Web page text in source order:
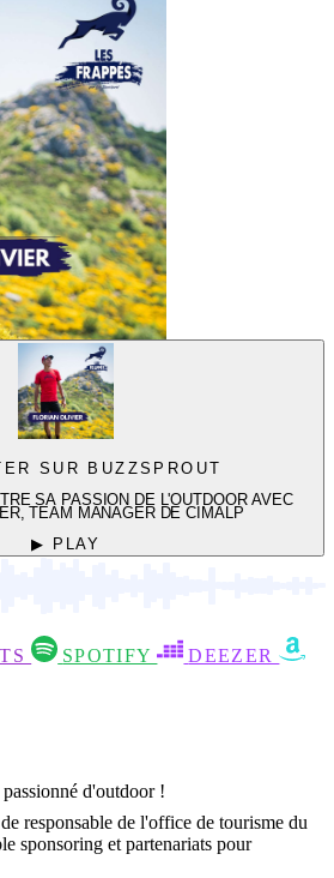
SUR BUZZSPROUT
SA PASSION DE L'OUTDOOR AVEC
TEAM MANAGER DE CIMALP
▶ PLAY
SPOTIFY
DEEZER
d'outdoor !
responsable de l'office de tourisme du
sponsoring et partenariats pour